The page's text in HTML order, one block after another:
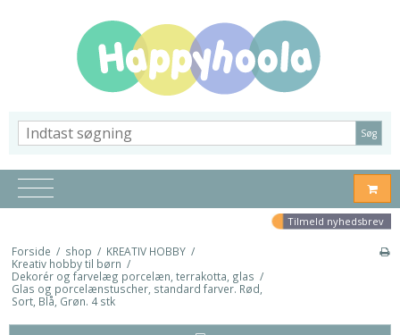
Søg
Tilmeld nyhedsbrev
Forside / shop / KREATIV HOBBY /
Kreativ hobby til børn /
Dekorér og farvelæg porcelæn, terrakotta, glas /
Glas og porcelænstuscher, standard farver. Rød,
Sort, Blå, Grøn. 4 stk